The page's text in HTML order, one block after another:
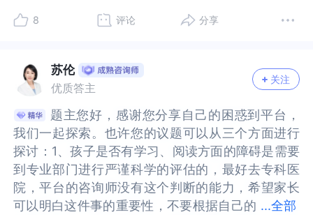
确诊前，也没有必要为此焦虑担忧。下面具体说说
情况。阅读障碍的核心表现是语音处理有缺陷，比
如难以把字形和语音对应上，就像分不清“b/d”“结/
接”，阅读流畅性也差，会跳行、漏字，不过智力是
正常的，只是在阅读和拼写方面明显比同龄人落
后。发展性语言障表现为词汇提取困难，说话时会
频繁停顿找词，还会出现语法错误，语意表达不明
确，逻辑不清晰，还伴有社交沟通问题。自闭症谱
系障碍也有相关表现，比如对文字是字面理解，可
能机械记住字形却不理解含义，同时存在社交互动
前，也没有必要为此焦虑担忧。下面具体说说这类
况。阅读障碍的核心表现是语音处理有缺陷，比如
难以把字形和语音对应上，就像分不清“b/d”“结/
接”，阅读流畅性也差，会跳行、漏字，不过智力是
正常的，只是在阅读和拼写方面明显比同龄人落
后。发展性语言障表现为词汇提取困难，说话时会
频繁停顿找词，还会出现语法错误，语意表达不明
确，逻辑不清晰，还伴有社交沟通问题。自闭症谱
系障碍也有相关表现，比如对文字是字面理解，可
能机械记住字形却不理解含义，同时存在社交互动
8 评论 分享
苏伦
优质答主
关注
...全部
题主您好，感谢您分享自己的困惑到平台，
我们一起探索。也许您的议题可以从三个方面进行
探讨：1、孩子是否有学习、阅读方面的障碍是需要
到专业部门进行严谨科学的评估的，最好去专科医
院，平台的咨询师没有这个判断的能力，希望家长
可以明白这件事的重要性，不要根据自己的
我们一起探索。也许您的议题可以从三个方面进行
探讨：1、孩子是否有学习、阅读方面的障碍是需要
到专业部门进行严谨科学的评估的，最好去专科医
院，平台的咨询师没有这个判断的能力，希望家长
可以明白这件事的重要性，不要根据自己的判断给